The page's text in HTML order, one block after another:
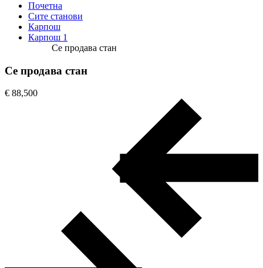
Почетна
Сите станови
Карпош
Карпош 1
Се продава стан
Се продава стан
€ 88,500